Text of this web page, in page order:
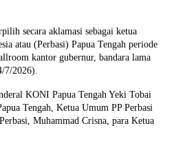
secara aklamasi sebagai ketua
atau (Perbasi) Papua Tengah periode
kantor gubernur, bandara lama
2026).
KONI Papua Tengah Yeki Tobai
Tengah, Ketua Umum PP Perbasi
Muhammad Crisna, para Ketua